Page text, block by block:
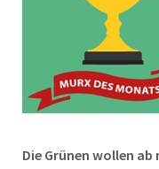
Die Grünen wollen ab